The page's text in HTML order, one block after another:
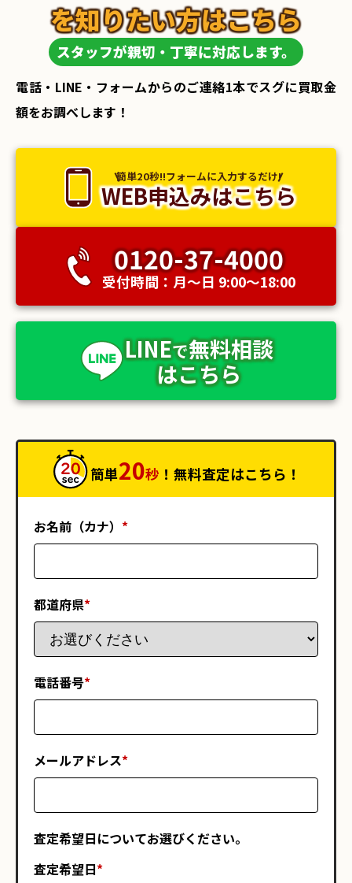
スタッフが親切・丁寧に対応します。
を知りたい方はこちら
電話・LINE・フォームからのご連絡1本でスグに買取金
額をお調べします！
簡単20秒!!フォームに入力するだけ!
WEB申込みはこちら
0120-37-4000
受付時間：月〜日 9:00〜18:00
LINEで無料相談
はこちら
簡単20秒 ！無料査定はこちら！
お名前（カナ） *
都道府県*
電話番号*
メールアドレス*
査定希望日についてお選びください。
査定希望日*